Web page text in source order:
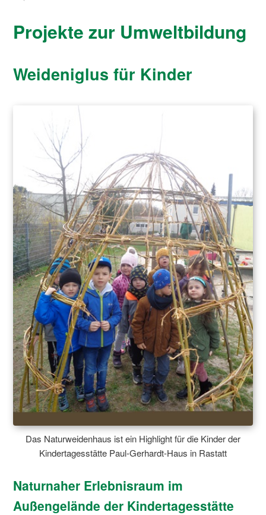
Projekte zur Umweltbildung
Weideniglus für Kinder
Das Naturweidenhaus ist ein Highlight für die Kinder der
Kindertagesstätte Paul-Gerhardt-Haus in Rastatt
Naturnaher Erlebnisraum im
Außengelände der Kindertagesstätte